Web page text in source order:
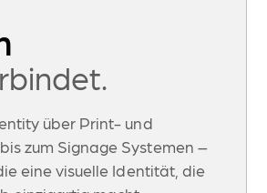
über Print- und
zum Signage Systemen –
eine visuelle Identität, die